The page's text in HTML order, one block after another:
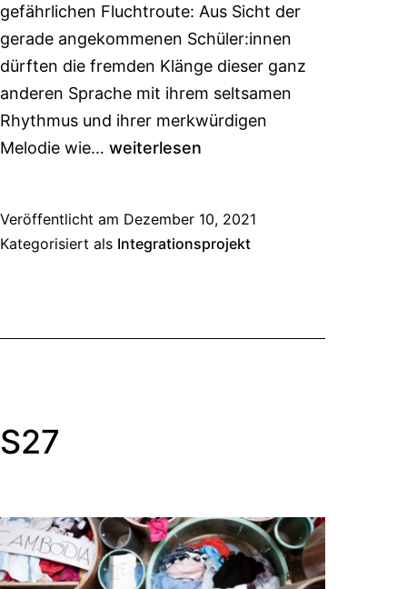
gefährlichen Fluchtroute: Aus Sicht der
gerade angekommenen Schüler:innen
dürften die fremden Klänge dieser ganz
anderen Sprache mit ihrem seltsamen
Rhythmus und ihrer merkwürdigen
Melodie wie… weiterlesen
Veröffentlicht am Dezember 10, 2021
Kategorisiert als Integrationsprojekt
S27